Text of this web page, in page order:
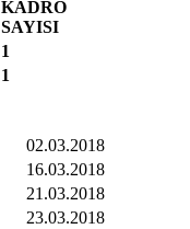
KADRO
SAYISI
1
1
02.03.2018
16.03.2018
21.03.2018
23.03.2018